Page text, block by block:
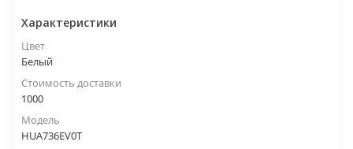
Характеристики
Цвет
Белый
Стоимость доставки
1000
Модель
HUA736EV0T